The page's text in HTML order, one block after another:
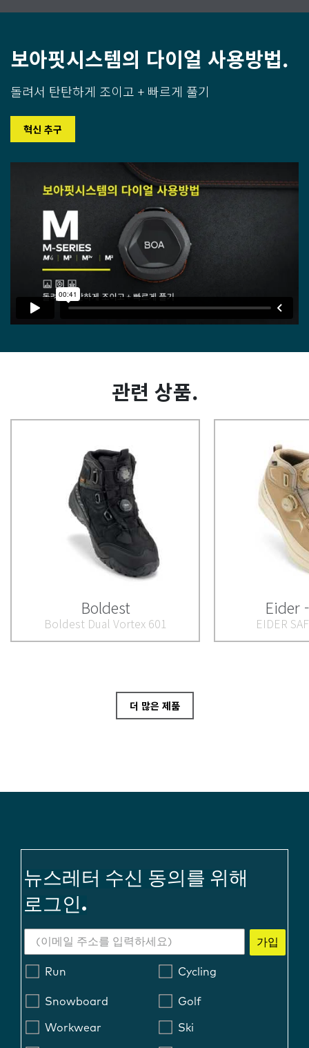
보아핏시스템의 다이얼 사용방법.
돌려서 탄탄하게 조이고 + 빠르게 풀기
혁신 추구
관련 상품.
Boldest
Boldest Dual Vortex 601
Eider
EIDER
더 많은 제품
뉴스레터 수신 동의를 위해
로그인.
가입
Run Cycling
Snowboard Golf
Workwear Ski